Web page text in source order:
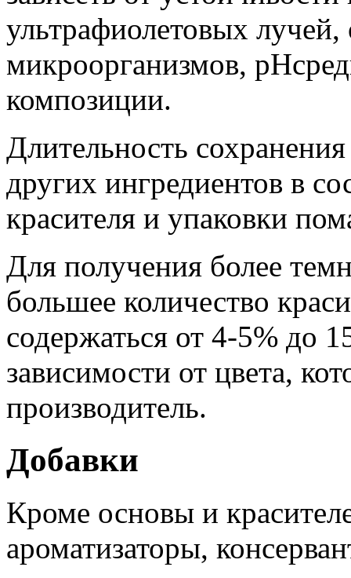
ультрафиолетовых
микроорганизмов,
композиции.
Длительность сохранения
других ингредиентов в
красителя и упаковки
Для получения более
большее количество
содержаться от 4-5% до
зависимости от цвета,
производитель.
Добавки
Кроме основы и
ароматизаторы,